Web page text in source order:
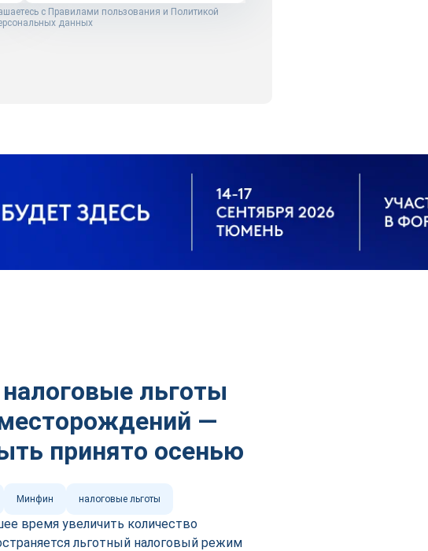
с Правилами пользования и Политикой
данных
льготы
—
принято осенью
Минфин налоговые льготы
время увеличить количество
льготный налоговый режим